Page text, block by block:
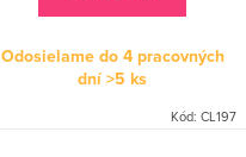
Odosielame do 4 pracovných
dní>5 ks
Kód: CL197